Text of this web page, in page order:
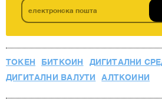
ТОКЕН БИТКОИН
ДИГИТАЛНИ
ДИГИТАЛНИ ВАЛУТИ
АЛТКОИНИ